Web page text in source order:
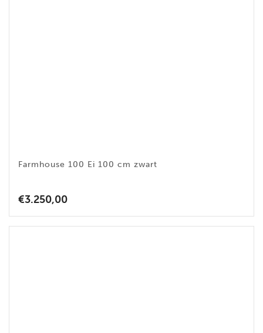
Farmhouse 100 Ei 100 cm zwart
€3.250,00